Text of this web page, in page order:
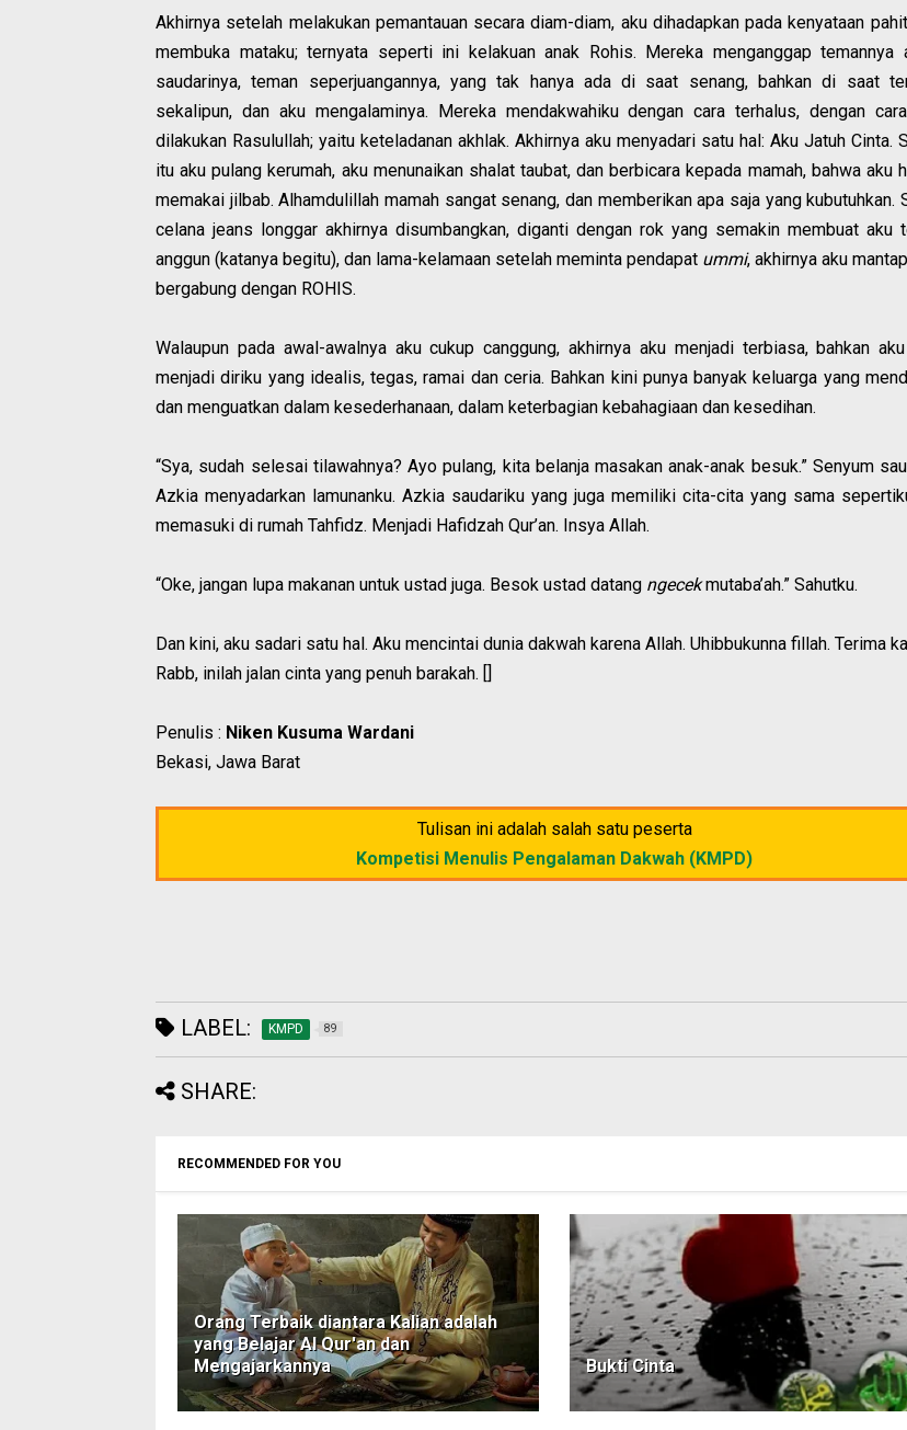
Akhirnya setelah melakukan pemantauan secara diam-diam, aku dihadapkan pada kenyataan
membuka mataku; ternyata seperti ini kelakuan anak Rohis. Mereka menganggap temannya
saudarinya, teman seperjuangannya, yang tak hanya ada di saat senang, bahkan di saat
sekalipun, dan aku mengalaminya. Mereka mendakwahiku dengan cara terhalus, dengan
dilakukan Rasulullah; yaitu keteladanan akhlak. Akhirnya aku menyadari satu hal: Aku Jatuh Cinta.
itu aku pulang kerumah, aku menunaikan shalat taubat, dan berbicara kepada mamah, bahwa aku
memakai jilbab. Alhamdulillah mamah sangat senang, dan memberikan apa saja yang kubutuhkan.
celana jeans longgar akhirnya disumbangkan, diganti dengan rok yang semakin membuat aku
anggun (katanya begitu), dan lama-kelamaan setelah meminta pendapat ummi, akhirnya aku
bergabung dengan ROHIS.
Walaupun pada awal-awalnya aku cukup canggung, akhirnya aku menjadi terbiasa, bahkan
menjadi diriku yang idealis, tegas, ramai dan ceria. Bahkan kini punya banyak keluarga yang
dan menguatkan dalam kesederhanaan, dalam keterbagian kebahagiaan dan kesedihan.
“Sya, sudah selesai tilawahnya? Ayo pulang, kita belanja masakan anak-anak besuk.” Senyum
Azkia menyadarkan lamunanku. Azkia saudariku yang juga memiliki cita-cita yang sama
memasuki di rumah Tahfidz. Menjadi Hafidzah Qur’an. Insya Allah.
“Oke, jangan lupa makanan untuk ustad juga. Besok ustad datang ngecekmutaba’ah.” Sahutku.
Dan kini, aku sadari satu hal. Aku mencintai dunia dakwah karena Allah. Uhibbukunna fillah. Terima
Rabb, inilah jalan cinta yang penuh barakah. []
Penulis : Niken Kusuma Wardani
Bekasi, Jawa Barat
Tulisan ini adalah salah satu peserta
Kompetisi Menulis Pengalaman Dakwah (KMPD)
LABEL: KMPD 89
SHARE:
RECOMMENDED FOR YOU
Orang Terbaik diantara Kalian adalah
yang Belajar Al Qur'an dan
Mengajarkannya
Bukti Cinta